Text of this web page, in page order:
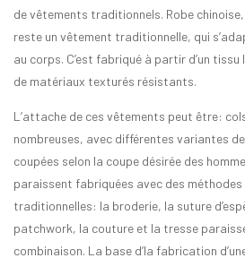
de vêtements traditionnels. Robe
reste un vêtement traditionnelle, qui
au corps. C’est fabriqué à partir d’un
de matériaux texturés résistants.
L’attache de ces vêtements peut être:
nombreuses, avec différentes variantes
coupées selon la coupe désirée des
paraissent fabriquées avec des
traditionnelles: la broderie, la suture
patchwork, la couture et la tresse
combinaison. La base d’la fabrication